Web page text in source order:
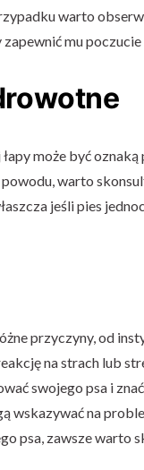
warto
mu
może być
warto
jeśli pies
przyczyny, od
na strach lub
swojego psa i
wskazywać na
psa, zawsze warto